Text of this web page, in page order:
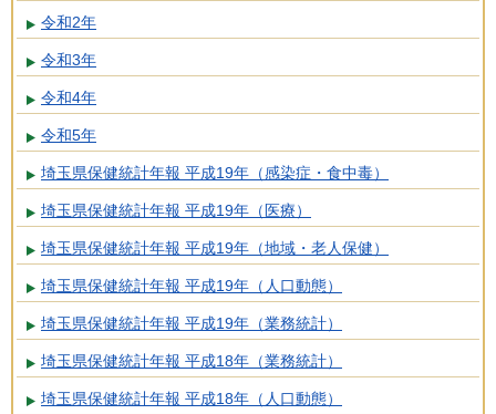
令和2年
令和3年
令和4年
令和5年
埼玉県保健統計年報 平成19年（感染症・食中毒）
埼玉県保健統計年報 平成19年（医療）
埼玉県保健統計年報 平成19年（地域・老人保健）
埼玉県保健統計年報 平成19年（人口動態）
埼玉県保健統計年報 平成19年（業務統計）
埼玉県保健統計年報 平成18年（業務統計）
埼玉県保健統計年報 平成18年（人口動態）